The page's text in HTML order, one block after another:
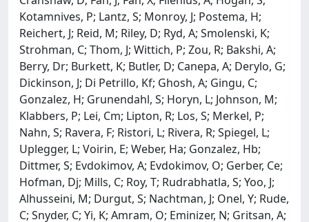
Kotamnives, P; Lantz, S; Monroy, J; Postema, H;
Reichert, J; Reid, M; Riley, D; Ryd, A; Smolenski, K;
Strohman, C; Thom, J; Wittich, P; Zou, R; Bakshi, A;
Berry, Dr; Burkett, K; Butler, D; Canepa, A; Derylo, G;
Dickinson, J; Di Petrillo, Kf; Ghosh, A; Gingu, C;
Gonzalez, H; Grunendahl, S; Horyn, L; Johnson, M;
Klabbers, P; Lei, Cm; Lipton, R; Los, S; Merkel, P;
Nahn, S; Ravera, F; Ristori, L; Rivera, R; Spiegel, L;
Uplegger, L; Voirin, E; Weber, Ha; Gonzalez, Hb;
Dittmer, S; Evdokimov, A; Evdokimov, O; Gerber, Ce;
Hofman, Dj; Mills, C; Roy, T; Rudrabhatla, S; Yoo, J;
Alhusseini, M; Durgut, S; Nachtman, J; Onel, Y; Rude,
C; Snyder, C; Yi, K; Amram, O; Eminizer, N; Gritsan, A;